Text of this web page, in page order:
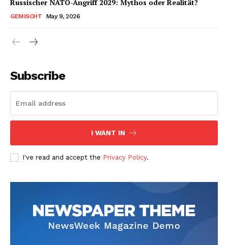
Russischer NATO-Angriff 2029: Mythos oder Realität?
GEMISCHT May 9, 2026
Subscribe
I WANT IN
I've read and accept the Privacy Policy.